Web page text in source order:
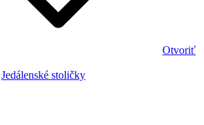
Otvoriť
Jedálenské stoličky